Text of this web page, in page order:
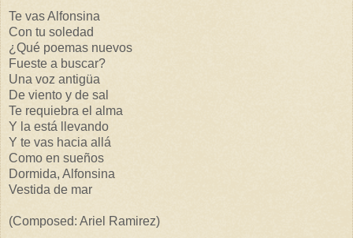
Te vas Alfonsina
Con tu soledad
¿Qué poemas nuevos
Fueste a buscar?
Una voz antigüa
De viento y de sal
Te requiebra el alma
Y la está llevando
Y te vas hacia allá
Como en sueños
Dormida, Alfonsina
Vestida de mar
(Composed: Ariel Ramirez)